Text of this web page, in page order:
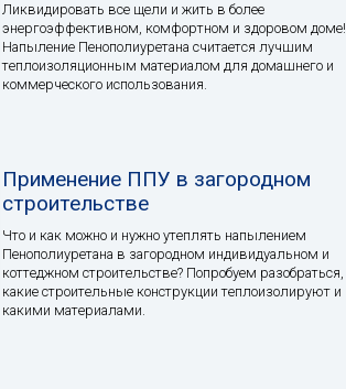
Ликвидировать все щели и жить в более
энергоэффективном, комфортном и здоровом доме!
Напыление Пенополиуретана считается лучшим
теплоизоляционным материалом для домашнего и
коммерческого использования.
Применение ППУ в загородном
строительстве
Что и как можно и нужно утеплять напылением
Пенополиуретана в загородном индивидуальном и
коттеджном строительстве? Попробуем разобраться,
какие строительные конструкции теплоизолируют и
какими материалами.